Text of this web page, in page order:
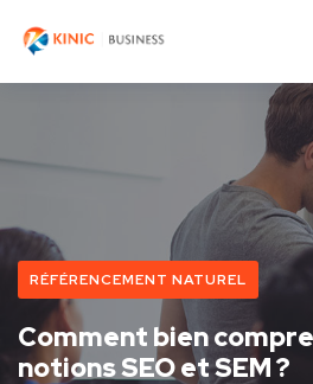
RÉFÉRENCEMENT NATUREL
Comment bien
notions SEO et SEM ?